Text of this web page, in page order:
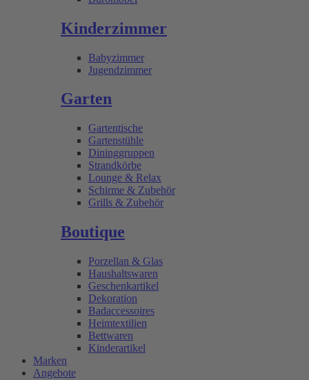
Kinderzimmer
Babyzimmer
Jugendzimmer
Garten
Gartentische
Gartenstühle
Dininggruppen
Strandkörbe
Lounge & Relax
Schirme & Zubehör
Grills & Zubehör
Boutique
Porzellan & Glas
Haushaltswaren
Geschenkartikel
Dekoration
Badaccessoires
Heimtextilien
Bettwaren
Kinderartikel
Marken
Angebote